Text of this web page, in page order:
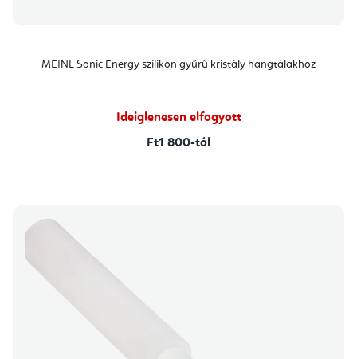
MEINL Sonic Energy szilikon gyűrű kristály hangtálakhoz
Ideiglenesen elfogyott
Ft1 800-tól